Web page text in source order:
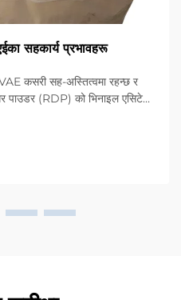
सहकार्य प्रभावहरू
कसरी सह-अस्तित्वमा रहन्छ र
पाउडर (RDP) को भिनाइल एसिटेट
नम हुन्छ, त्यसपछि...